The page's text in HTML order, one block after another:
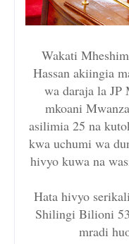
Wakati
Hassan akiingia
wa daraja la
mkoani
asilimia 25 na
kwa uchumi wa
hivyo kuwa na
Hata hivyo
Shilingi Bilioni
mradi